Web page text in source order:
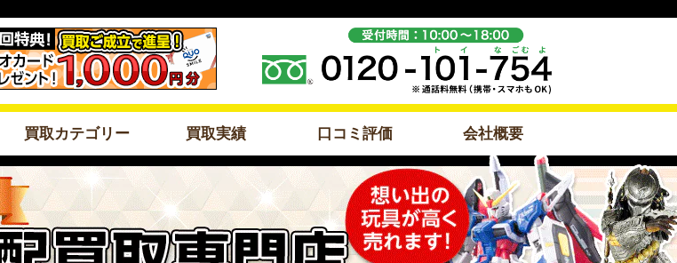
買取カテゴリー 買取実績 口コミ評価 会社概要